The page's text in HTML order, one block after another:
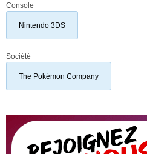
Console
Nintendo 3DS
Société
The Pokémon Company